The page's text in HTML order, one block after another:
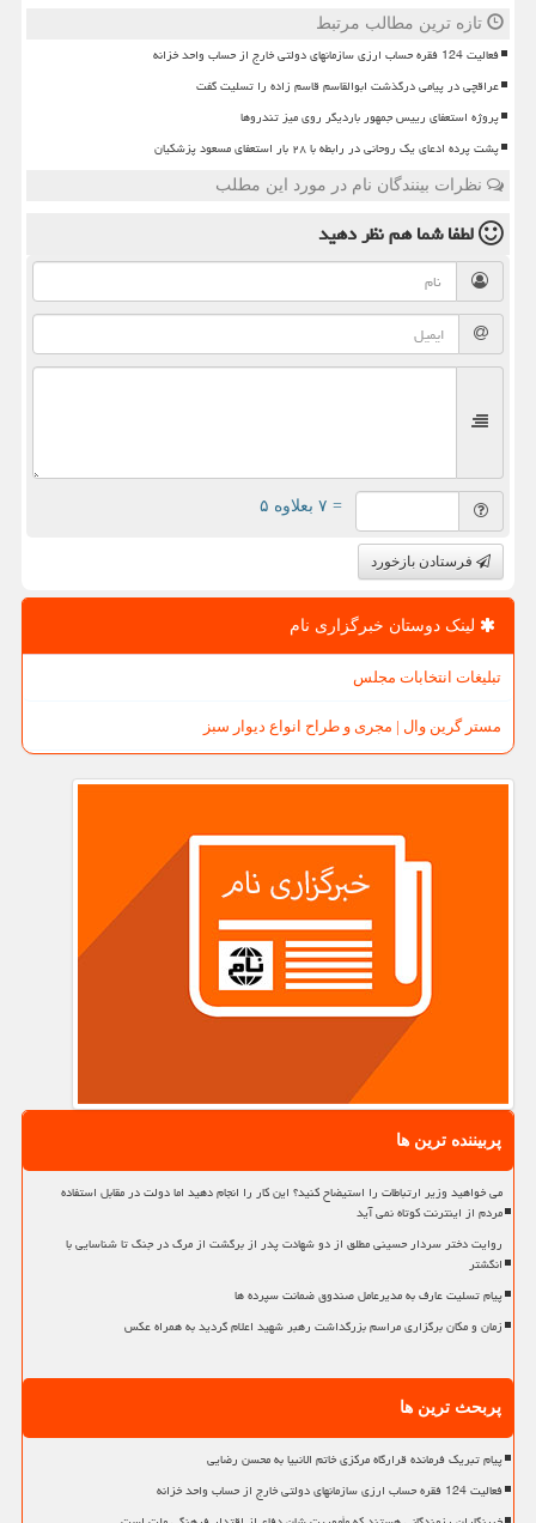
تازه ترین مطالب مرتبط
فعالیت 124 فقره حساب ارزی سازمانهای دولتی خارج از حساب واحد خزانه
عراقچی در پیامی درگذشت ابوالقاسم قاسم زاده را تسلیت گفت
پروژه استعفای رییس جمهور باردیگر روی میز تندروها
پشت پرده ادعای یک روحانی در رابطه با ۲۸ بار استعفای مسعود پزشکیان
نظرات بینندگان نام در مورد این مطلب
لطفا شما همنظر دهید
= ۷ بعلاوه ۵
فرستادن بازخورد
لینک دوستان خبرگزاری نام
تبلیغات انتخابات مجلس
مستر گرین وال | مجری و طراح انواع دیوار سبز
پربیننده ترین ها
می خواهید وزیر ارتباطات را استیضاح کنید؟ این کار را انجام دهید اما دولت در مقابل استفاده
مردم از اینترنت کوتاه نمی آید
روایت دختر سردار حسینی مطلق از دو شهادت پدر از برگشت از مرگ در جنگ تا شناسایی با
انگشتر
پیام تسلیت عارف به مدیرعامل صندوق ضمانت سپرده ها
زمان و مکان برگزاری مراسم بزرگداشت رهبر شهید اعلام گردید به همراه عکس
پربحث ترین ها
پیام تبریک فرمانده قرارگاه مرکزی خاتم الانبیا به محسن رضایی
فعالیت 124 فقره حساب ارزی سازمانهای دولتی خارج از حساب واحد خزانه